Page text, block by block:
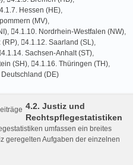
4.1.7. Hessen (HE),
(MV),
, 4.1.10. Nordrhein-Westfalen (NW),
(RP), 4.1.12. Saarland (SL),
4.1.14. Sachsen-Anhalt (ST),
(SH), 4.1.16. Thüringen (TH),
(DE)
4.2. Justiz und
Rechtspflegestatistiken
umfassen ein breites
ge­regel­ten Aufgaben der einzelnen